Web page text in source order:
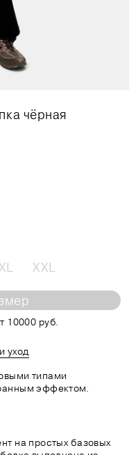
чёрная
XXL
10000 руб.
уход
типами
эффектом.
на простых базовых